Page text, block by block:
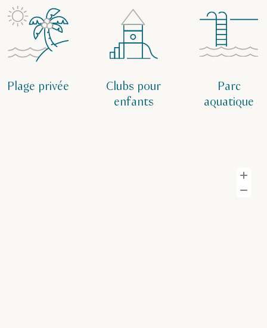
Plage privée
Clubs pour
enfants
Parc
aquatique